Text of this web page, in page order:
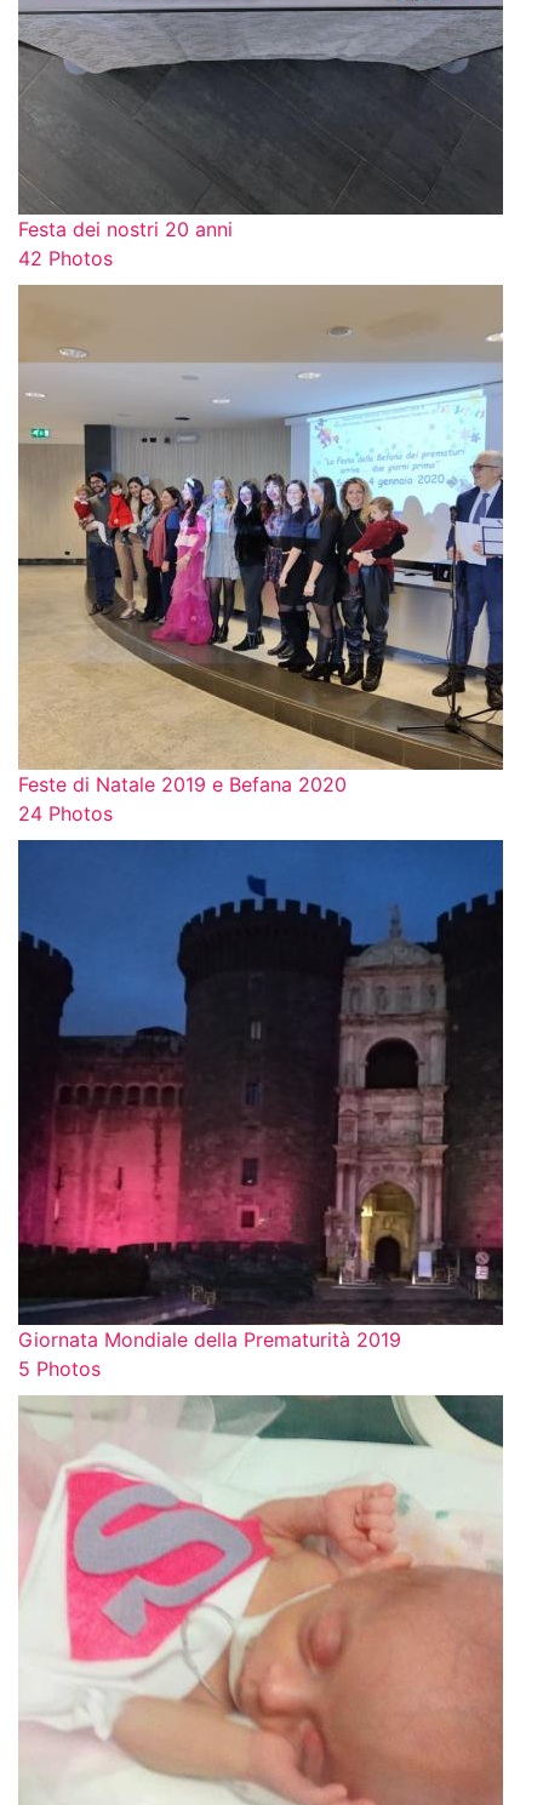
Festa dei nostri 20 anni
42 Photos
Feste di Natale 2019 e Befana 2020
24 Photos
Giornata Mondiale della Prematurità 2019
5 Photos